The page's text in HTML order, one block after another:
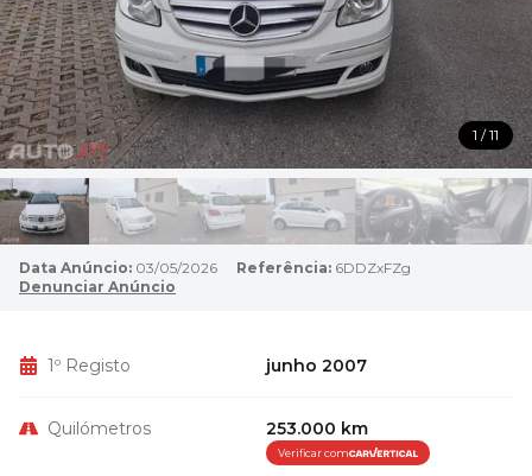
1 / 11
Data Anúncio: 03/05/2026 Referência: 6DDZxFZg
Denunciar Anúncio
1º Registo junho 2007
Quilómetros 253.000 km
Verificar com